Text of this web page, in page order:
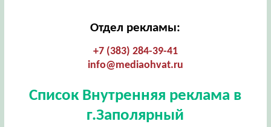
Отдел рекламы:
+7 (383) 284-39-41
info@mediaohvat.ru
Список Внутренняя реклама в
г.Заполярный